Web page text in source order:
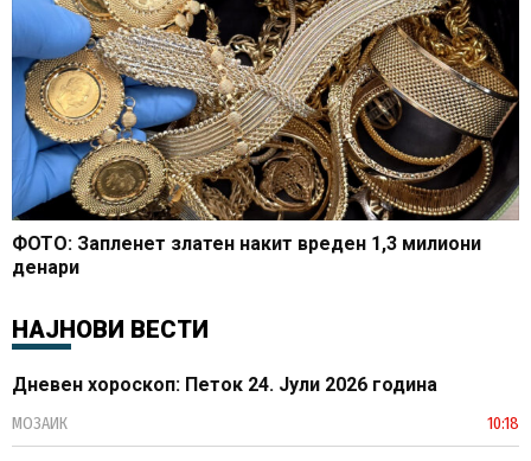
ФОТО: Запленет златен накит вреден 1,3 милиони
денари
НАЈНОВИ ВЕСТИ
Дневен хороскоп: Петок 24. Јули 2026 година
МОЗАИК 10:18